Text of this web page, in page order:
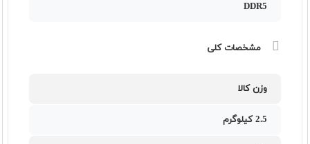
DDR5
مشخصات کلی
وزن کالا
2.5 کیلوگرم